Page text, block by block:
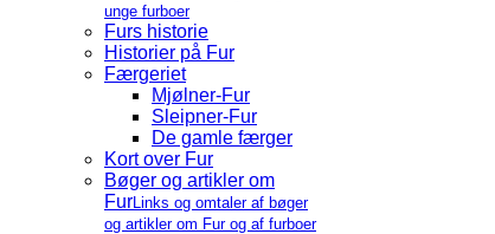
unge furboer
Furs historie
Historier på Fur
Færgeriet
Mjølner-Fur
Sleipner-Fur
De gamle færger
Kort over Fur
Bøger og artikler om
FurLinks og omtaler af bøger
og artikler om Fur og af furboer